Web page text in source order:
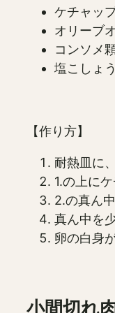
ケチャッ
オリーブ
コンソメ
塩こしょ
【作り方】
耐熱皿に
1.の上に
2.の真ん
真ん中を
卵の白身
小間切れ